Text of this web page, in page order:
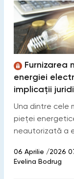
Furnizarea
energiei
implicații
Una dintre cele
pieței
neautorizată a
06 Aprilie /2026
Evelina Bodrug